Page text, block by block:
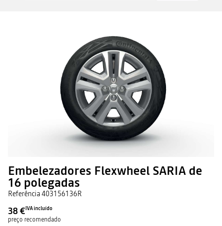
Embelezadores Flexwheel SARIA de
16 polegadas
Referência403156136R
38 € IVA incluído
preço recomendado